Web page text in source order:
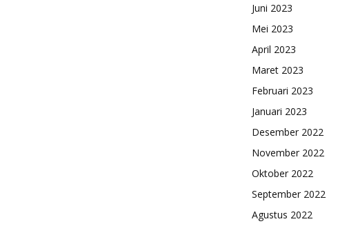
Juni 2023
Mei 2023
April 2023
Maret 2023
Februari 2023
Januari 2023
Desember 2022
November 2022
Oktober 2022
September 2022
Agustus 2022